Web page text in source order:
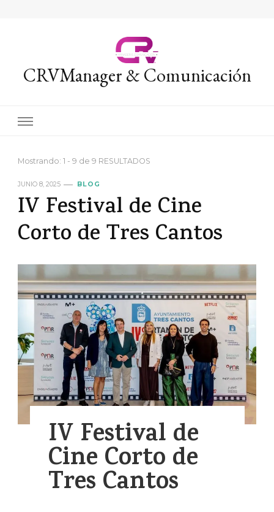
CRVManager & Comunicación
Mostrando: 1 - 9 de 9 RESULTADOS
JUNIO 8, 2025 BLOG
IV Festival de Cine
Corto de Tres Cantos
IV Festival de
Cine Corto de
Tres Cantos